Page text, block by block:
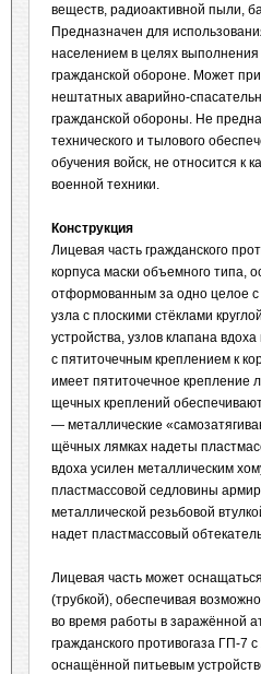
веществ, радиоактивной пыли,
Предназначен для
населением в целях
гражданской обороне. Может
нештатных аварийно-
гражданской обороны. Не
технического и тылового
обучения войск, не относится к
военной техники.
Конструкция
Лицевая часть гражданского
корпуса маски объемного типа,
отформованным за одно целое с
узла с плоскими стёклами
устройства, узлов клапана
с пятиточечным креплением к
имеет пятиточечное крепление
щечных креплений
— металлические
щёчных лямках надеты
вдоха усилен металлическим
пластмассовой седловины
металлической резьбовой
надет пластмассовый
Лицевая часть может
(трубкой), обеспечивая
во время работы в заражённой
гражданского противогаза ГП-7
оснащённой питьевым